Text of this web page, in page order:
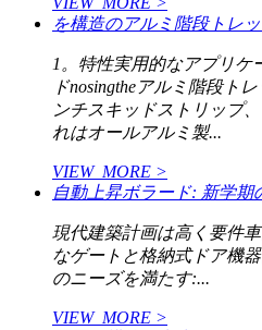
を構造のアルミ階段トレ
1。特性実用的なアプリケ
ドnosingtheアルミ階段ト
ンチスキッドストリップ
れはオールアルミ製...
VIEW_MORE >
自動上昇ボラード: 新学期
現代建築計画は高く要件
なゲートと格納式ドア機
のニーズを満たす:...
VIEW_MORE >